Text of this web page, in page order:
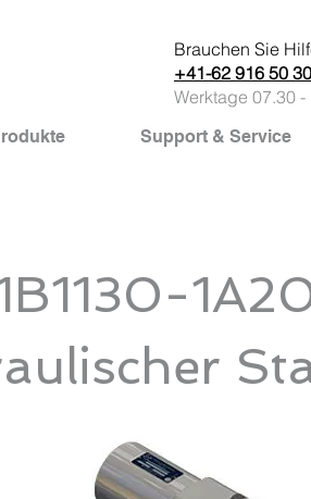
Brauchen Sie
+41-62 916 50 30
Werktage 07.30 -
Support & Service